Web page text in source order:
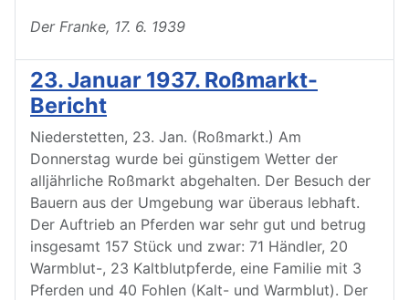
Der Franke, 17. 6. 1939
23. Januar 1937. Roßmarkt-
Bericht
Niederstetten, 23. Jan. (Roßmarkt.) Am
Donnerstag wurde bei günstigem Wetter der
alljährliche Roßmarkt abgehalten. Der Besuch der
Bauern aus der Umgebung war überaus lebhaft.
Der Auftrieb an Pferden war sehr gut und betrug
insgesamt 157 Stück und zwar: 71 Händler, 20
Warmblut-, 23 Kaltblutpferde, eine Familie mit 3
Pferden und 40 Fohlen (Kalt- und Warmblut). Der